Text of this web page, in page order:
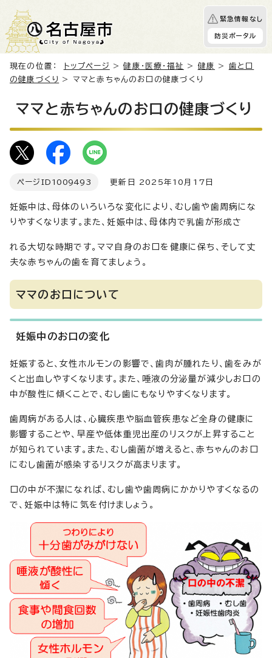
緊急情報なし
防災ポータル
現在の位置： トップページ >健康・医療・福祉 > 健康 > 歯と口
の健康づくり
> ママと赤ちゃんのお口の健康づくり
ママと赤ちゃんのお口の健康づくり
ページID 1009493 更新日 2025年10月17日
妊娠中は、母体のいろいろな変化により、むし歯や歯周病にな
りやすくなります。また、妊娠中は、母体内で乳歯が形成さ
れる大切な時期です。ママ自身のお口を健康に保ち、そして丈
夫な赤ちゃんの歯を育てましょう。
ママのお口について
妊娠中のお口の変化
妊娠すると、女性ホルモンの影響で、歯肉が腫れたり、歯をみが
くと出血しやすくなります。また、唾液の分泌量が減少しお口の
中が酸性に傾くことで、むし歯にもなりやすくなります。
歯周病がある人は、心臓疾患や脳血管疾患など全身の健康に
影響することや、早産や低体重児出産のリスクが上昇すること
が知られています。また、むし歯菌が増えると、赤ちゃんのお口
にむし歯菌が感染するリスクが高まります。
口の中が不潔になれば、むし歯や歯周病にかかりやすくなるの
で、妊娠中は特に気を付けましょう。